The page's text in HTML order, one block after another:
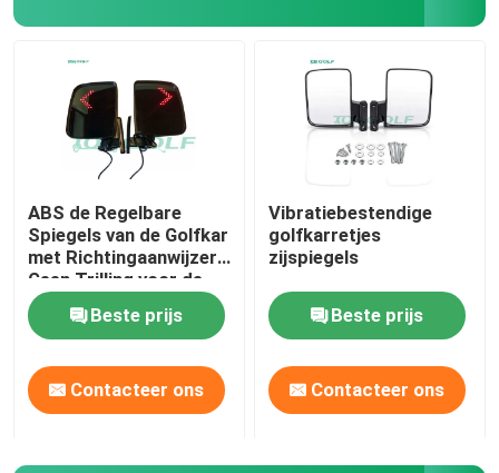
ABS de Regelbare
Spiegels van de Golfkar
met Richtingaanwijzers
Geen Trilling voor de
Clubauto van de
GolfautoBeste prijs
Contacteer ons
Vibratiebestendige
golfkarretjes
zijspiegels
Beste prijs
Contacteer ons